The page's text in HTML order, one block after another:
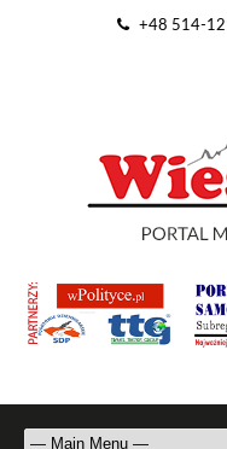
+48 514-